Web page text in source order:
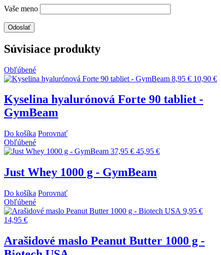
Vaše meno
Súvisiace produkty
Obľúbené
8,95 € 10,90 €
Kyselina hyalurónová Forte 90 tabliet -
GymBeam
Do košíka Porovnať
Obľúbené
37,95 € 45,95 €
Just Whey 1000 g - GymBeam
Do košíka Porovnať
Obľúbené
9,95 €
14,95 €
Arašidové maslo Peanut Butter 1000 g -